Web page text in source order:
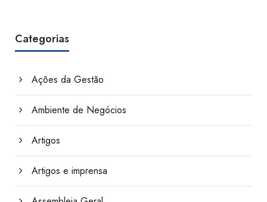
Categorias
Ações da Gestão
Ambiente de Negócios
Artigos
Artigos e imprensa